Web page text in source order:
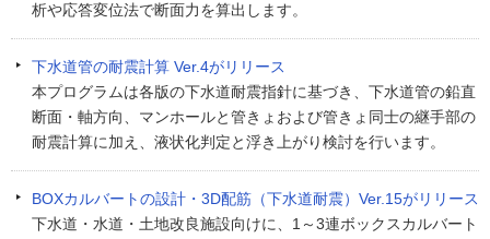
析や応答変位法で断面力を算出します。
下水道管の耐震計算 Ver.4がリリース
本プログラムは各版の下水道耐震指針に基づき、下水道管の鉛直
断面・軸方向、マンホールと管きょおよび管きょ同士の継手部の
耐震計算に加え、液状化判定と浮き上がり検討を行います。
BOXカルバートの設計・3D配筋（下水道耐震）Ver.15がリリース
下水道・水道・土地改良施設向けに、1～3連ボックスカルバート